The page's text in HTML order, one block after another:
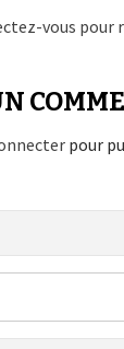
vous pour
pour